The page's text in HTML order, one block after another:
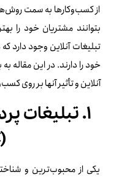
از کسب‌وکارها به سمت
بتوانند مشتریان خود را
تبلیغات آنلاین وجود دارد
خود را دارند. در این مقاله
آنلاین و تأثیر آنها بر روی
۱. تبلیغات
(PPC)
یکی از محبوب‌ترین و